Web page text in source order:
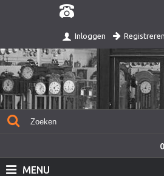
Inloggen Registreren
MENU